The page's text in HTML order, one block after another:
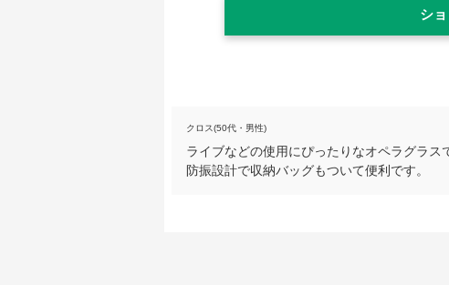
シ
クロス(50代・男性)
ライブなどの使用にぴったりなオペラグラ
防振設計で収納バッグもついて便利です。